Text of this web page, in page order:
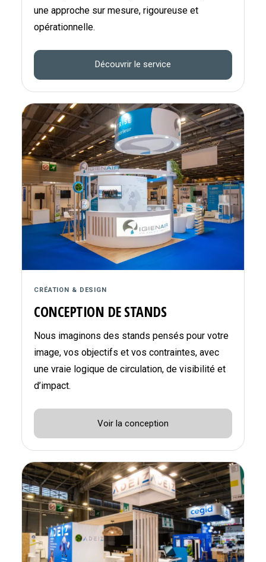
une approche sur mesure, rigoureuse et
opérationnelle.
Découvrir le service
CRÉATION & DESIGN
CONCEPTION DE STANDS
Nous imaginons des stands pensés pour votre
image, vos objectifs et vos contraintes, avec
une vraie logique de circulation, de visibilité et
d’impact.
Voir la conception